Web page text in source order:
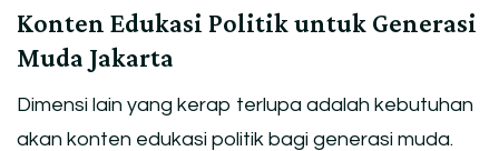
Konten Edukasi Politik untuk Generasi
Muda Jakarta
Dimensi lain yang kerap terlupa adalah kebutuhan
akan konten edukasi politik bagi generasi muda.